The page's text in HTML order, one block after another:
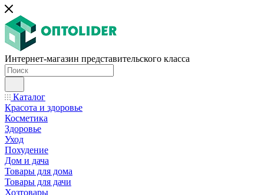
Интернет-магазин представительского класса
Каталог
Красота и здоровье
Косметика
Здоровье
Уход
Похудение
Дом и дача
Товары для дома
Товары для дачи
Хозтовары